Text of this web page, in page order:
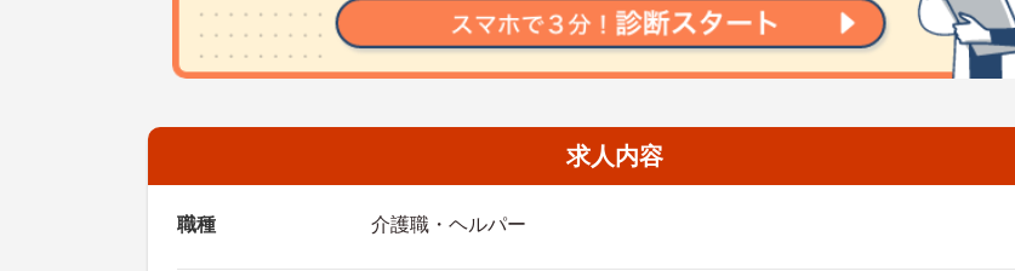
求人内容
職種 介護職・ヘルパー